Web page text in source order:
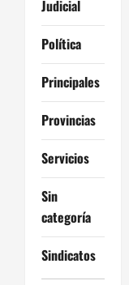
Judicial
Política
Principales
Provincias
Servicios
Sin
categoría
Sindicatos